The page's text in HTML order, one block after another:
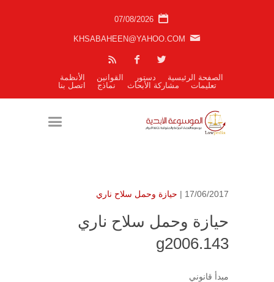
07/08/2026
KHSABAHEEN@YAHOO.COM
الصفحة الرئيسية دستور القوانين
الأنظمة
تعليمات
مشاركة الأبحاث نماذج اتصل بنا
17/06/2017 | حيازة وحمل سلاح ناري
حيازة وحمل سلاح ناري
g2006.143
مبدأ قانوني